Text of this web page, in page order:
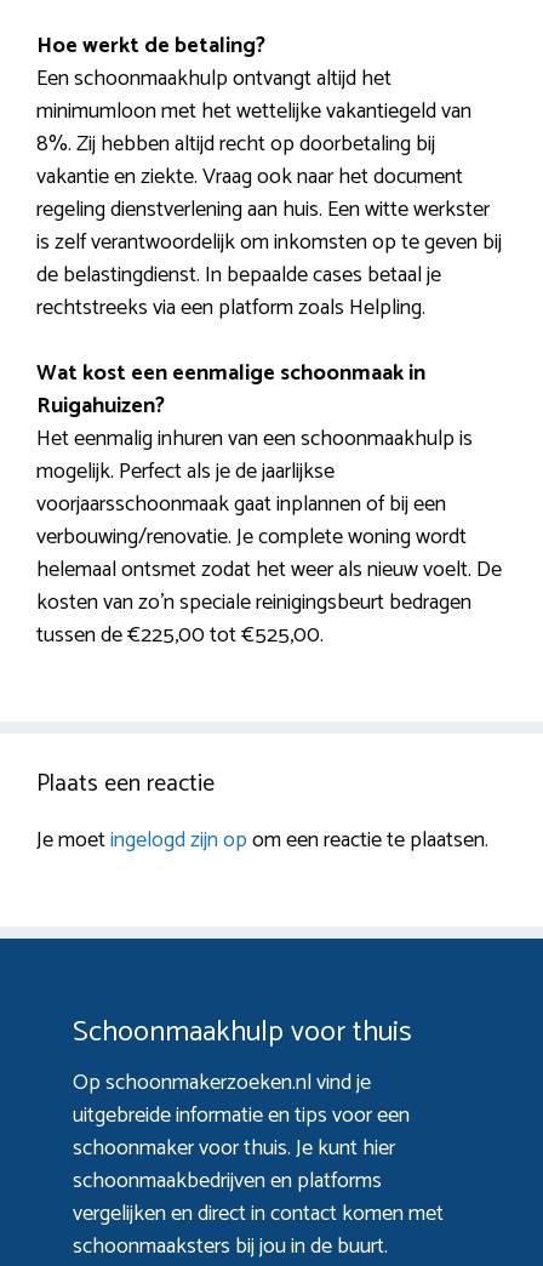
Hoe werkt de betaling?
Een schoonmaakhulp ontvangt altijd het
minimumloon met het wettelijke vakantiegeld van
8%. Zij hebben altijd recht op doorbetaling bij
vakantie en ziekte. Vraag ook naar het document
regeling dienstverlening aan huis. Een witte werkster
is zelf verantwoordelijk om inkomsten op te geven bij
de belastingdienst. In bepaalde cases betaal je
rechtstreeks via een platform zoals Helpling.
Wat kost een eenmalige schoonmaak in
Ruigahuizen?
Het eenmalig inhuren van een schoonmaakhulp is
mogelijk. Perfect als je de jaarlijkse
voorjaarsschoonmaak gaat inplannen of bij een
verbouwing/renovatie. Je complete woning wordt
helemaal ontsmet zodat het weer als nieuw voelt. De
kosten van zo’n speciale reinigingsbeurt bedragen
tussen de €225,00 tot €525,00.
Plaats een reactie
Je moetingelogd zijn opom een reactie te plaatsen.
Schoonmaakhulp voor thuis
Op schoonmakerzoeken.nl vind je
uitgebreide informatie en tips voor een
schoonmaker voor thuis. Je kunt hier
schoonmaakbedrijven en platforms
vergelijken en direct in contact komen met
schoonmaaksters bij jou in de buurt.